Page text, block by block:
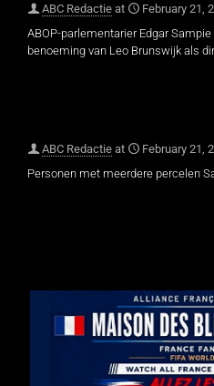
ABC Redactie at
February 21,
ABOP-parlementarier Edgar
benoeming van Leo Brunswijk als
ABC Redactie at
February 21,
Personen met meerdere percelen